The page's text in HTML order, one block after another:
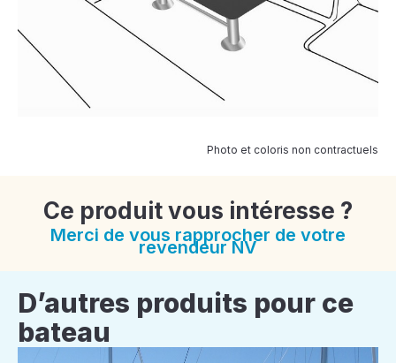
Photo et coloris non contractuels
Ce produit vous intéresse ?
Merci de vous rapprocher de votre
revendeur NV
D’autres produits pour ce
bateau